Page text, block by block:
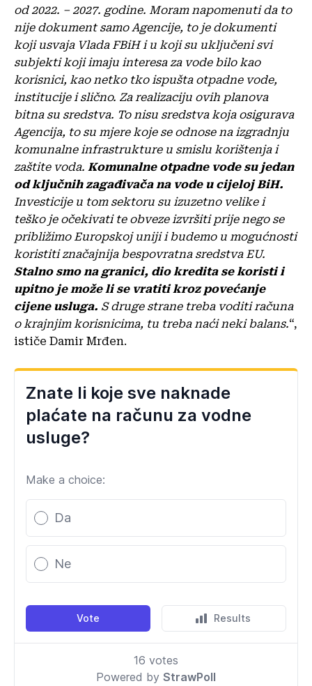
od 2022. – 2027. godine. Moram napomenuti da to
nije dokument samo Agencije, to je dokumenti
koji usvaja Vlada FBiH i u koji su uključeni svi
subjekti koji imaju interesa za vode bilo kao
korisnici, kao netko tko ispušta otpadne vode,
institucije i slično. Za realizaciju ovih planova
bitna su sredstva. To nisu sredstva koja osigurava
Agencija, to su mjere koje se odnose na izgradnju
komunalne infrastrukture u smislu korištenja i
zaštite voda. Komunalne otpadne vode su jedan
od ključnih zagađivača na vode u cijeloj BiH.
Investicije u tom sektoru su izuzetno velike i
teško je očekivati te obveze izvršiti prije nego se
približimo Europskoj uniji i budemo u mogućnosti
koristiti značajnija bespovratna sredstva EU.
Stalno smo na granici, dio kredita se koristi i
upitno je može li se vratiti kroz povećanje
cijene usluga. S druge strane treba voditi računa
o krajnjim korisnicima, tu treba naći neki balans.“,
ističe Damir Mrđen.